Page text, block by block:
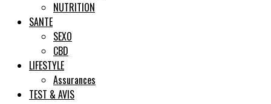
NUTRITION
SANTE
SEXO
CBD
LIFESTYLE
Assurances
TEST & AVIS